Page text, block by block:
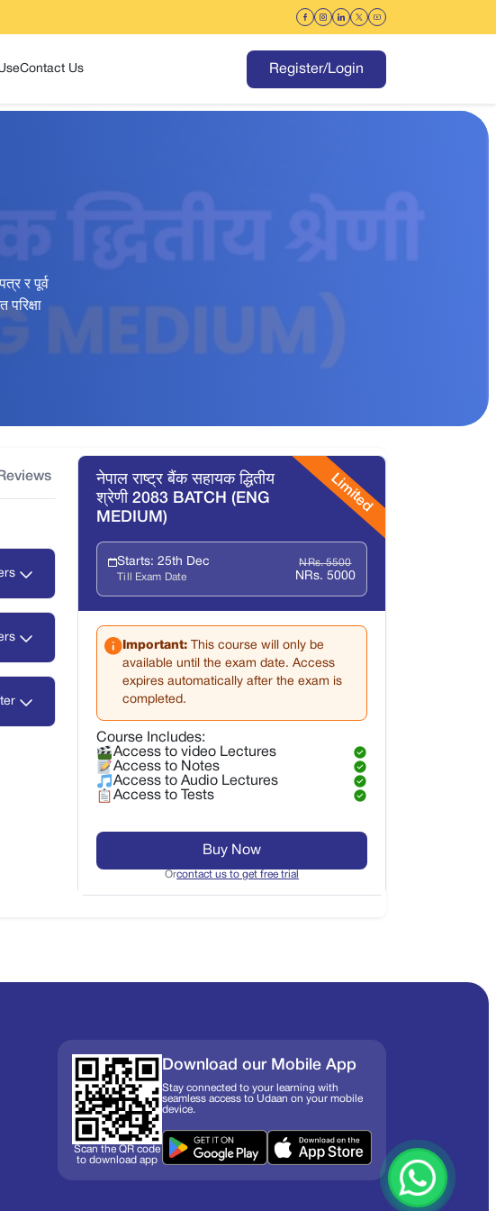
Contact Us Register/Login
र पूर्व
Reviews
नेपाल राष्ट्र बैंक सहायक द्धितीय
श्रेणी 2083 BATCH (ENG
MEDIUM)
Limited
Starts: 25th Dec
Till Exam Date
NRs. 5500
NRs. 5000
Important:
This course will only be
available until the exam date. Access
expires automatically after the exam is
completed.
Course Includes:
Access to video Lectures
Access to Notes
Access to Audio Lectures
Access to Tests
Buy Now
Orcontact us to get free trial
Scan the QR code
to download app
Download our Mobile App
Stay connected to your learning with
seamless access to Udaan on your mobile
device.